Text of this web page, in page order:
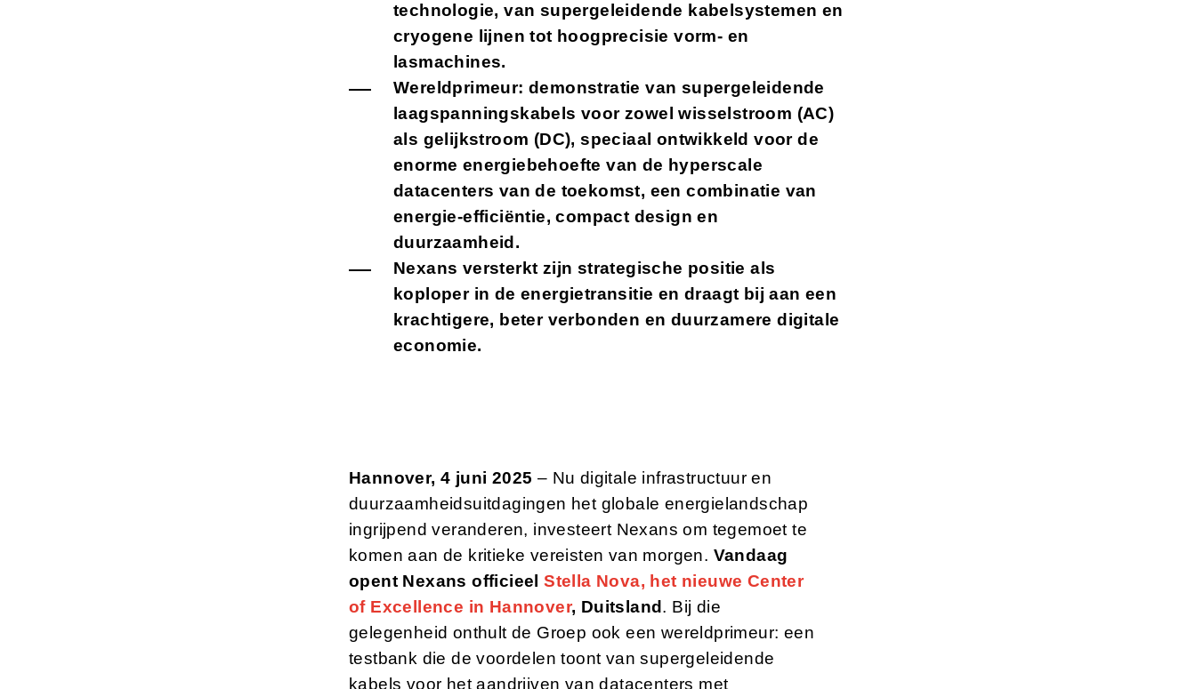
technologie, van supergeleidende kabelsystemen en
cryogene lijnen tot hoogprecisie vorm- en
lasmachines.
Wereldprimeur: demonstratie van supergeleidende
laagspanningskabels voor zowel wisselstroom (AC)
als gelijkstroom (DC), speciaal ontwikkeld voor de
enorme energiebehoefte van de hyperscale
datacenters van de toekomst, een combinatie van
energie-efficiëntie, compact design en
duurzaamheid.
Nexans versterkt zijn strategische positie als
koploper in de energietransitie en draagt bij aan een
krachtigere, beter verbonden en duurzamere digitale
economie.
Hannover, 4 juni 2025 – Nu digitale infrastructuur en
duurzaamheidsuitdagingen het globale energielandschap
ingrijpend veranderen, investeert Nexans om tegemoet te
komen aan de kritieke vereisten van morgen. Vandaag
opent Nexans officieelStella Nova, het nieuwe Center
of Excellence in Hannover, Duitsland . Bij die
gelegenheid onthult de Groep ook een wereldprimeur: een
testbank die de voordelen toont van supergeleidende
kabels voor het aandrijven van datacenters met